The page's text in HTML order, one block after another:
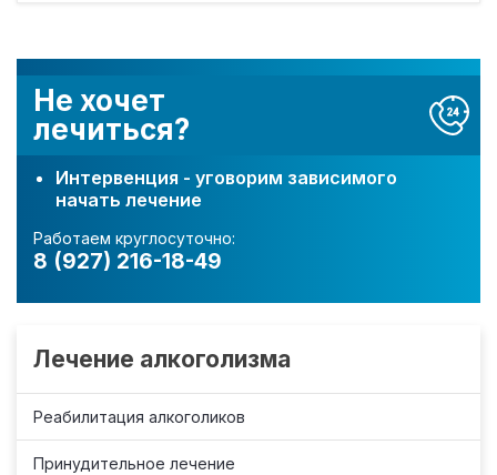
Не хочет
лечиться?
Интервенция - уговорим зависимого
начать лечение
Работаем круглосуточно:
8 (927) 216-18-49
Лечение алкоголизма
Реабилитация алкоголиков
Принудительное лечение